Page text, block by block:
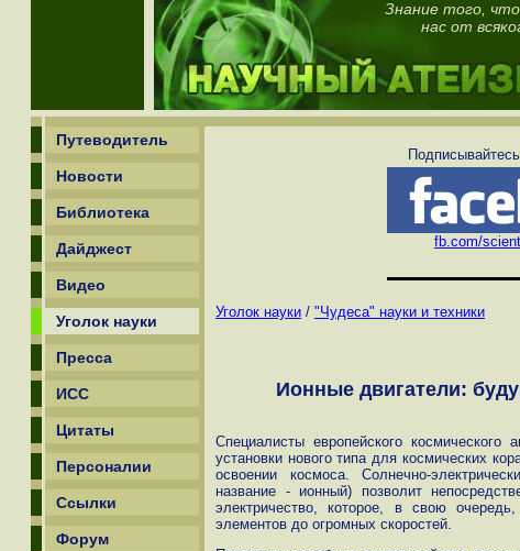
Знание того,
нас от
Путеводитель
Новости
Библиотека
Дайджест
Видео
Уголок науки
Пресса
ИСС
Цитаты
Персоналии
Ссылки
Форум
fb.com/
Уголок науки / "Чудеса" науки и техники
Ионные двигатели:
Специалисты европейского космического
установки нового типа для космических
освоении космоса. Солнечно-
название - ионный) позволит
электричество, которое, в свою
элементов до огромных скоростей.